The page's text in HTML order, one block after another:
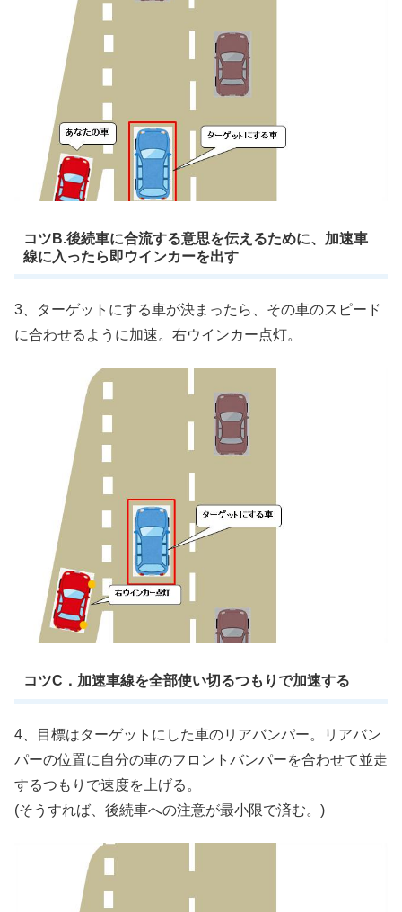
コツB.後続車に合流する意思を伝えるために、加速車
線に入ったら即ウインカーを出す
3、ターゲットにする車が決まったら、その車のスピード
に合わせるように加速。右ウインカー点灯。
コツC．加速車線を全部使い切るつもりで加速する
4、目標はターゲットにした車のリアバンパー。リアバン
パーの位置に自分の車のフロントバンパーを合わせて並走
するつもりで速度を上げる。
(そうすれば、後続車への注意が最小限で済む。)